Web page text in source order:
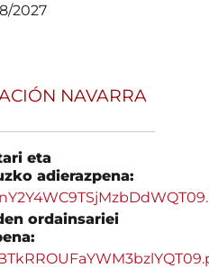
2027
NAVARRA
eta
adierazpena:
ordainsariei